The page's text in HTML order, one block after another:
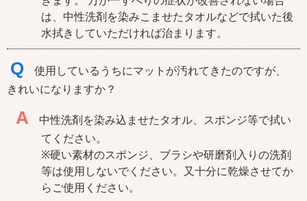
は、中性洗剤を染みこませたタオルなどで拭いた後
水拭きしていただければ治まります。
Q
使用しているうちにマットが汚れてきたのですが、
きれいになりますか？
A
中性洗剤を染み込ませたタオル、スポンジ等で拭い
てください。
※硬い素材のスポンジ、ブラシや研磨剤入りの洗剤
等は使用しないでください。又十分に乾燥させてか
らご使用ください。